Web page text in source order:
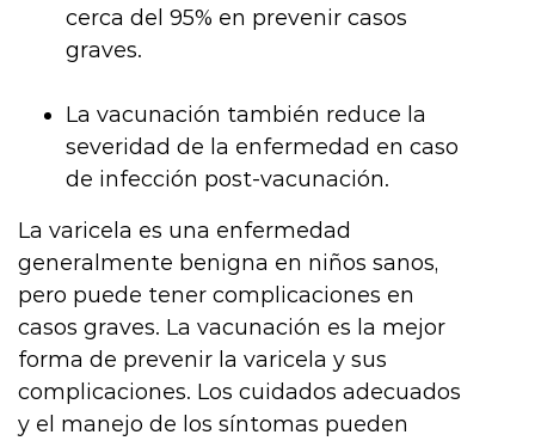
cerca del 95% en prevenir casos
graves.
La vacunación también reduce la
severidad de la enfermedad en caso
de infección post-vacunación.
La varicela es una enfermedad
generalmente benigna en niños sanos,
pero puede tener complicaciones en
casos graves. La vacunación es la mejor
forma de prevenir la varicela y sus
complicaciones. Los cuidados adecuados
y el manejo de los síntomas pueden